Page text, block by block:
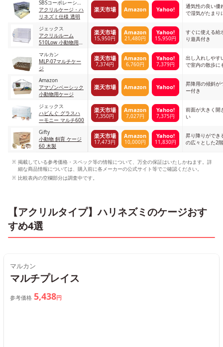
SBSコーポレーショ
ン
アクリルケージ・ハ
リネズミ仕様 透明
楽天市場 Amazon Yahoo!
通気性の良い優
で湿気がたまり
ジェックス
アクリルルーム
510Low 小動物用ケ
楽天市場
15,950円
Amazon
21,480円
Yahoo!
15,950円
すぐに使える給
り遊具付き
マルカン
MLP-07マルチケー
ジ
楽天市場
7,374円
Amazon
6,760円
Yahoo!
7,379円
出し入れしやす
で室内の散歩に
Amazon
アマゾンベーシック
小動物用ケージ
楽天市場 Amazon Yahoo!
昇降用の傾斜が
ー付き
ジェックス
ハビんぐ グラスハ
ーモニー マルチ600
楽天市場
7,350円
Amazon
7,027円
Yahoo!
7,375円
前面が大きく開
い
Gifty
小動物 飼育 ケージ
60 木製
楽天市場
17,473円
Amazon
10,000円
Yahoo!
11,830円
昇り降りができ
の広々とした2
掲載している参考価格・スペック等の情報について、万全の保証はいたしかねます。詳
細な商品情報については、購入前に各メーカーの公式サイト等でご確認ください。
比較表内の空欄部分は調査中です。
【アクリルタイプ】ハリネズミのケージおす
すめ4選
マルカン
マルチプレイス
参考価格 5,438円